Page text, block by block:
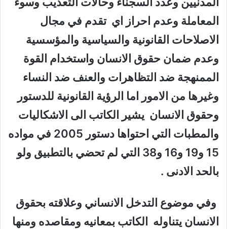
المعاملة وعدم احراز اي تقدم في مجال
الاصلاحات القانونية والسياسية والمؤسسية
وعدم ضمان حقوق الانسان واستخدام القوة
الممنهجة ضد التظاهرات والعنف ضد النساء
وغيرها من الامور اما الرؤية القانونية للدستور
وحقوق الانسان يشير الكاتب الى الاشكاليات
والمطبات التي احتواها دستور 2005 في مواده
15 و19 و16 و38 التي لم تحضي بالتطبيق ولو
بالحد الادنى .
وفي موضوع التدخل الانساني وعلاقته بحقوق
الانسان يتناوله الكاتب بمعانيه ومقاصده ومنها